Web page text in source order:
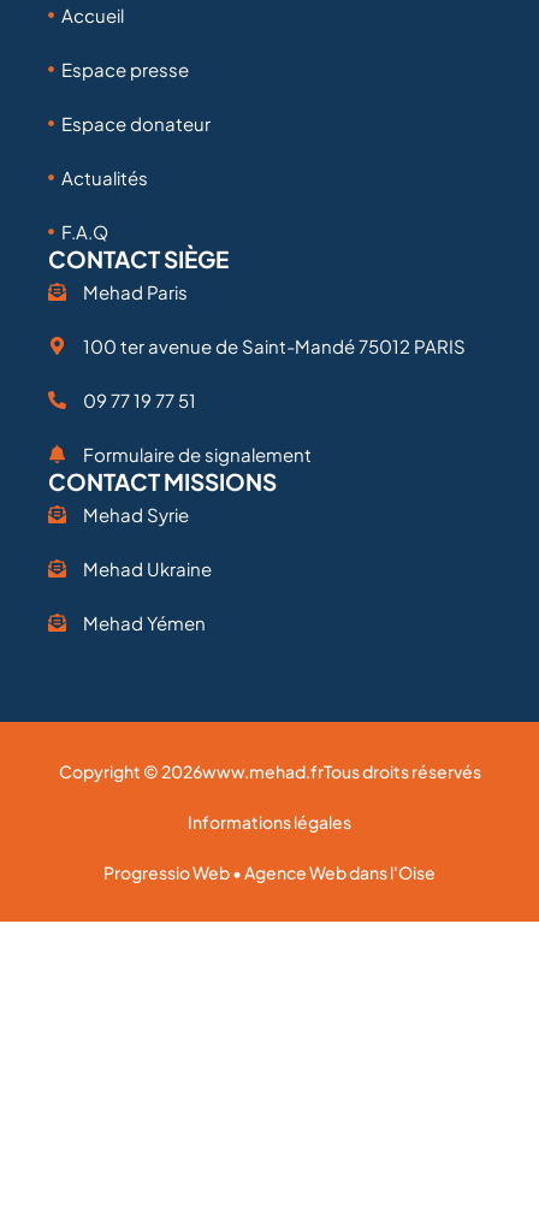
Accueil
Espace presse
Espace donateur
Actualités
F.A.Q
CONTACT SIÈGE
Mehad Paris
100 ter avenue de Saint-Mandé 75012 PARIS
09 77 19 77 51
Formulaire de signalement
CONTACT MISSIONS
Mehad Syrie
Mehad Ukraine
Mehad Yémen
Copyright © 2026www.mehad.frTous droits réservés
Informations légales
Progressio Web • Agence Web dans l'Oise